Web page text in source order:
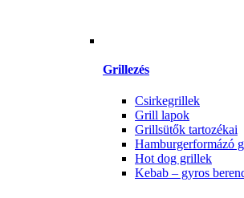
Grillezés
Csirkegrillek
Grill lapok
Grillsütők tartozékai
Hamburgerformázó
Hot dog grillek
Kebab – gyros